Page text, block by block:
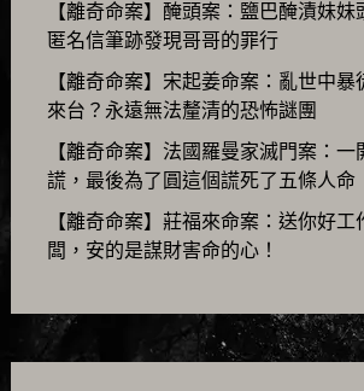
【離奇命案】醃頭案：鹽巴醃漬妹
匿名信筆跡發現哥哥的罪行
【離奇命案】宋起姜命案：亂世中
來台？永遠無法釐清的恐怖謎團
【離奇命案】法國羅曼家滅門案：
謊，最後為了圓這個謊死了五條人命
【離奇命案】莊福來命案：送你好
闆，安的是謀財害命的心！